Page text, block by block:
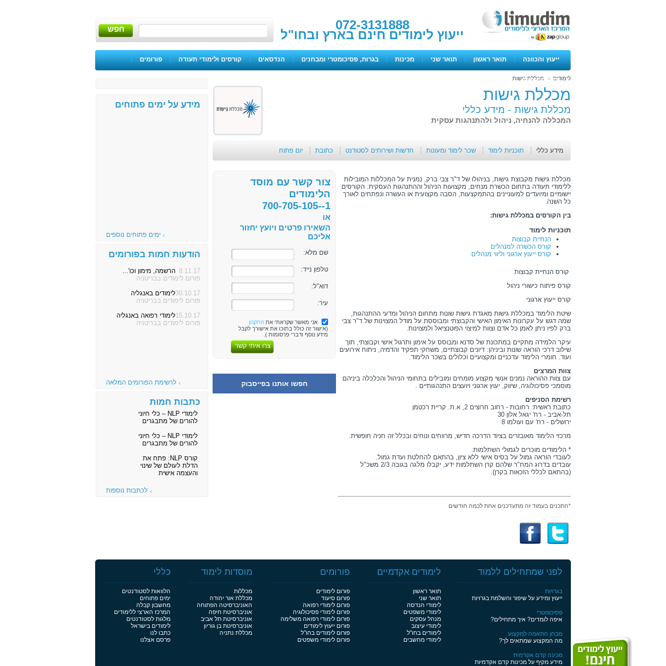
072-3131888
ייעוץ לימודים חינם בארץ ובחו"ל חפש
ייעוץ והכוונה | תואר ראשון | תואר שני | מכינות | בגרות, פסיכומטרי ומבחנים | הנדסאים | קורסים ולימודי תעודה | פורומים |
ימים פתוחיםלימודים > מכללת גישות
מכללת גישות
מכללת גישות - מידע כללי
המכללה להנחיה, ניהול ולהתנהגות עסקית
מידע כללי תוכניות לימוד שכר לימוד ומעונות חדשות ושירותים לסטודנט כתובת יום פתוח
צור קשר עם מוסד
הלימודים
1--700-705-105
או
השאירו פרטים ויועץ יחזור
אליכם
שם מלא:
טלפון נייד:
דוא"ל:
עיר:
אני מאשר שקראתי את התקנון
(אישור זה כולל בתוכו את אישורך לקבל
מידע נוסף ודברי פרסומות ).
צרו איתי קשר
חפשו אותנו בפייסבוק
מכללת גישות מקבוצת גישות, בניהולו של ד"ר צבי ברק, נמנית על המכללות המובילות
ללימודי תעודה בתחום הכשרת מנחים, מקצועות הניהול וההתנהגות העסקית. הקורסים
יישומיים ומיועדים למעוניינים בהתמקצעות, הסבה מקצועית או העשרה ונפתחים לאורך
כל השנה.
בין הקורסים במכללת גישות:
תוכניות לימוד
הנחיית קבוצות
קורס הכשרה למנהלים
קורס ייעוץ ארגוני וליווי מנהלים
קורס הנחיית קבוצות
קורס פיתוח כישורי ניהול
קורס ייעוץ ארגוני
שיטת הלימוד במכללת גישות מאגדת גישות שונות מתחום הניהול ומדעי ההתנהגות,
שמה דגש על עקרונות האימון האישי והקבוצתי ומבוססת על מודל המצוינות של ד"ר צבי
ברק לפיו ניתן לאמן כל אדם וצוות למיצוי הפוטנציאל ולמצוינות.
עיקר הלמידה מתקיים במתכונת של סדנא ומבוסס על אימון ותרגול אישי וקבוצתי, תוך
שילוב דרכי הוראה שונות וביניהן: דיונים קבוצתיים, משחקי תפקיד והדמיה, ניתוח אירועים
ועוד. חומרי הלימוד עדכניים ומקצועיים וכלולים בשכר הלימוד.
צוות המרצים
עם צוות ההוראה נמנים אנשי מקצוע מומחים ומובילים בתחומי הניהול והכלכלה ביניהם
מוסמכי פסיכולוגיה, שיווק, יעוץ ארגוני ויועצים התנהגותיים .
רשימת הסניפים
כתובת ראשית: רחובות - רחוב חרוצים 2, א.ת. קריית רכטמן
תל-אביב - רח' יגאל אלון 30
ירושלים - רח' עם ועולמו 8
מרכזי הלימוד מאובזרים בציוד הדרכה חדיש, מרווחים ונוחים ובכלל זה חניה חופשית.
* הלימודים מוכרים לגמולי השתלמות.
לעובדי הוראה גמול על בסיס אישי ללא ציון, בהתאם להחלטת ועדת גמול.
עובדים בדרוג המח"ר שלהם קרן השתלמות ידע, יקבלו מלגה בגובה 2/3 משכ"ל
(בהתאם לכללי הזכאות בקרן).
*התכנים בעמוד זה מתעדכנים אחת לכמה חודשים
מידע על ימים פתוחים
ימים פתוחים נוספים
הודעות חמות בפורומים
8.11.17 הרשמה, מימון וכו'...
פורום לימודים בבריטניה
30.10.17לימודים באנגליה
פורום לימודים בבריטניה
15.10.17לימודי רפואה באנגליה
פורום לימודים בבריטניה
לרשימת הפורומים המלאה
כתבות חמות
לימודי NLP – כלי חיוני
להורים של מתבגרים
לימודי NLP – כלי חיוני
להורים של מתבגרים
קורס NLP: פתח את
הדלת לעולם של שינוי
והעצמה אישית
לכתבות נוספות
לפני שמתחילים ללמוד
בגרויות
ייעוץ ומידע על שיפור והשלמת בגרויות
פסיכומטרי
איפה לומדים? איך מתחילים?
מבחן התאמה למקצוע
מה המקצוע שמתאים לך?
מכינה קדם אקדמית
מידע מקיף על מכינות קדם אקדמיות
לימודים אקדמיים
תואר ראשון
תואר שני
לימודי הנדסה
לימודי משפטים
מנהל עסקים
לימודי עיצוב
לימודים בחו"ל
לימודי מחשבים
פורומים
פורום לימודים
פורום סיעוד
פורום לימודי רפואה
פורום לימודי פסיכולוגיה
פורום לימודי רפואה משלימה
פורום ייעוץ לימודים
פורום לימודים בחו"ל
פורום לימודי משפטים
מוסדות לימוד
מכללות
מכללת אור יהודה
האוניברסיטה הפתוחה
אוניברסיטת חיפה
אוניברסיטת תל אביב
אוניברסיטת בן גוריון
מכללת נתניה
כללי
הלוואות לסטודנטים
ימים פתוחים
מחשבון קבלה
המרכז הארצי ללימודים
מלגות לסטודנטים
לימודים בישראל
כתבו לנו
פרסם אצלנו